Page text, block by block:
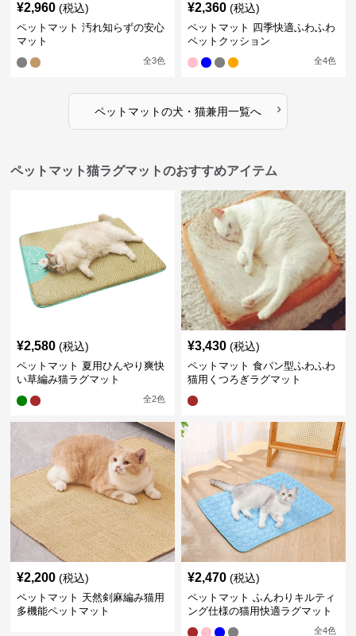
¥2,960 (税込)
ペットマット 汚れ知らずの安心
マット
全3色
¥2,360 (税込)
ペットマット 四季快適ふわふわ
ペットクッション
全4色
ペットマットの犬・猫兼用一覧へ ›
ペットマット猫ラグマットのおすすめアイテム
¥2,580 (税込)
ペットマット 夏用ひんやり爽快
い草編み猫ラグマット
全2色
¥3,430 (税込)
ペットマット 食パン型ふわふわ
猫用くつろぎラグマット
¥2,200 (税込)
ペットマット 天然剣麻編み猫用
多機能ペットマット
¥2,470 (税込)
ペットマット ふんわりキルティ
ング仕様の猫用快適ラグマット
全4色